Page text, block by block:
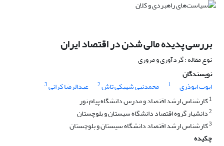
بررسی پدیده مالی شدن در اقتصاد ایران
نوع مقاله : گردآوری و مروری
نویسندگان
ایوب ابوذری
1 محمدنبی شهیکی تاش2 عبدالرضا کرانی3
1کارشناس ارشد اقتصاد و مدرس دانشگاه پیام نور
2دانشیار گروه اقتصاد دانشگاه سیستان و بلوچستان
3کارشناس ارشد اقتصاد دانشگاه سیستان و بلوچستان
چکیده